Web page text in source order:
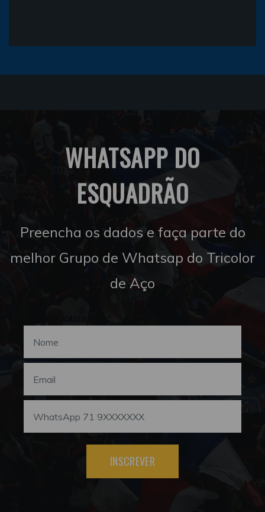
WHATSAPP DO
ESQUADRÃO
Preencha os dados e faça parte do
melhor Grupo de Whatsap do Tricolor
de Aço
INSCREVER